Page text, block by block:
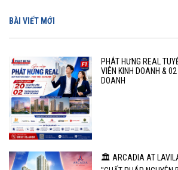
BÀI VIẾT MỚI
PHÁT HƯNG REAL
VIÊN KINH DOANH &
DOANH
🏛️ ARCADIA AT